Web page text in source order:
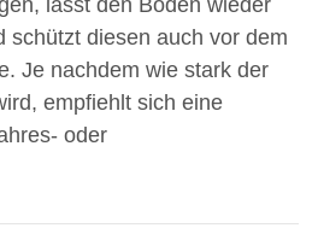
schützt diesen auch vor dem
Je nachdem wie stark der
empfiehlt sich eine
oder